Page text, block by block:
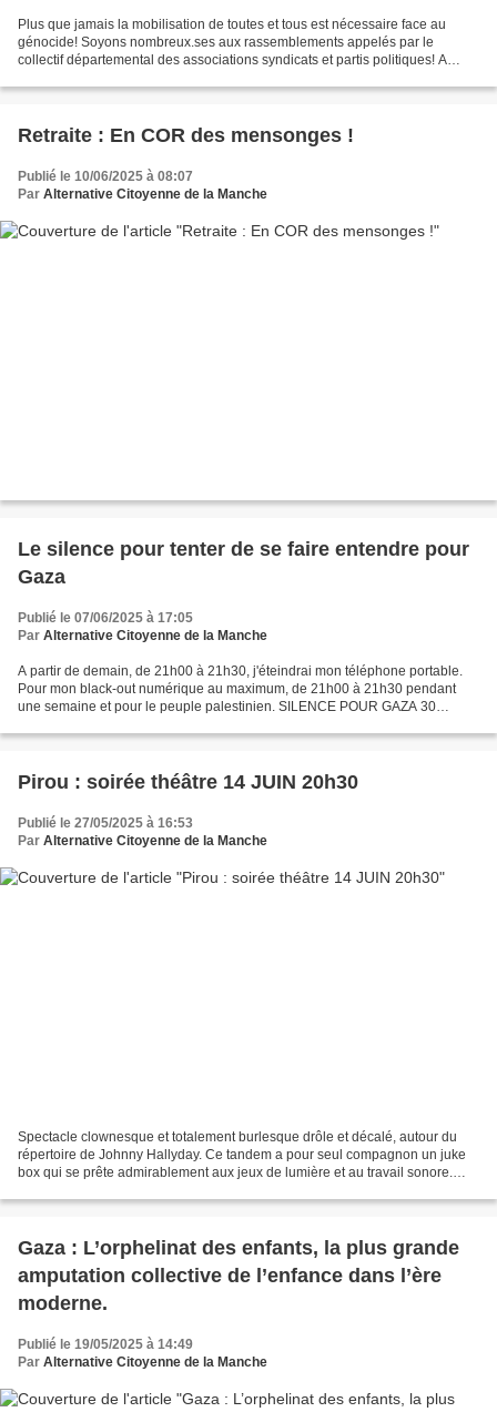
Plus que jamais la mobilisation de toutes et tous est nécessaire face au
génocide! Soyons nombreux.ses aux rassemblements appelés par le
collectif départemental des associations syndicats et partis politiques! A
Retraite : En COR des mensonges !
Publié le 10/06/2025 à 08:07
Par Alternative Citoyenne de la Manche
Le silence pour tenter de se faire entendre pour
Gaza
Publié le 07/06/2025 à 17:05
Par Alternative Citoyenne de la Manche
A partir de demain, de 21h00 à 21h30, j'éteindrai mon téléphone portable.
Pour mon black-out numérique au maximum, de 21h00 à 21h30 pendant
une semaine et pour le peuple palestinien. SILENCE POUR GAZA 30
Pirou : soirée théâtre 14 JUIN 20h30
Publié le 27/05/2025 à 16:53
Par Alternative Citoyenne de la Manche
Spectacle clownesque et totalement burlesque drôle et décalé, autour du
répertoire de Johnny Hallyday. Ce tandem a pour seul compagnon un juke
box qui se prête admirablement aux jeux de lumière et au travail sonore.
Gaza : L’orphelinat des enfants, la plus grande
amputation collective de l’enfance dans l’ère
moderne.
Publié le 19/05/2025 à 14:49
Par Alternative Citoyenne de la Manche